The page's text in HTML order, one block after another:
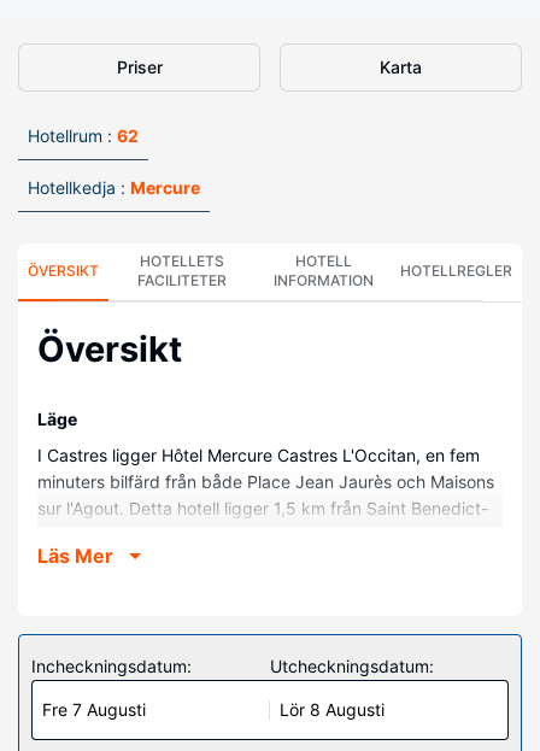
Priser Karta
Hotellrum : 62
Hotellkedja : Mercure
ÖVERSIKT
HOTELLETS
FACILITETER
HOTELL
INFORMATION
HOTELLREGLER
Översikt
Läge
I Castres ligger Hôtel Mercure Castres L'Occitan, en fem
minuters bilfärd från både Place Jean Jaurès och Maisons
sur l'Agout. Detta hotell ligger 1,5 km från Saint Benedict-
Hotellrum
minibarer och LED-tv. Gratis wi-fi gör att du kan hålla dig
uppkopplad, och satellit-tv erbjuder underhållning.
Badrummen har gratis toalettartiklar och hårtorkar. På
rummet finns telefon, skrivbord och kaffe- och tebryggare.
Läs Mer
Incheckningsdatum:
Fre 7 Augusti
Utcheckningsdatum:
Lör 8 Augusti